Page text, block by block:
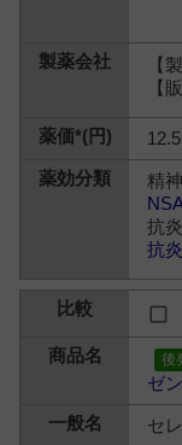
【
【
精
抗
抗
ゼン
セ